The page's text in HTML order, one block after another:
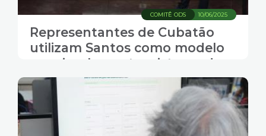
10/06/2025
COMITÊ ODS
Representantes de Cubatão
utilizam Santos como modelo
para implementar sistema de
transparência